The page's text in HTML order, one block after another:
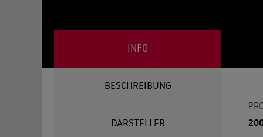
INFO
BESCHREIBUNG
DARSTELLER